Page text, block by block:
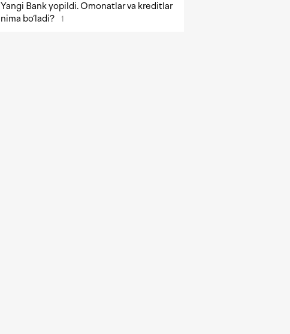
Yangi Bank yopildi. Omonatlar va kreditlar
nima bo‘ladi?
1